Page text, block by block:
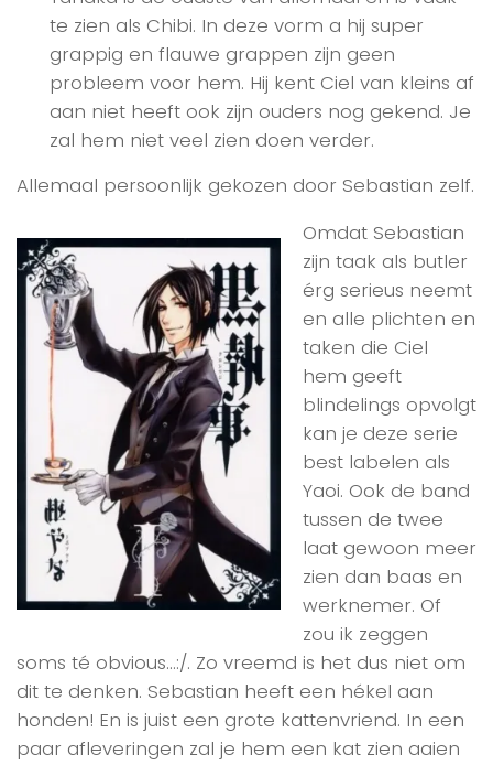
te zien als Chibi. In deze vorm a hij super
grappig en flauwe grappen zijn geen
probleem voor hem. Hij kent Ciel van kleins af
aan niet heeft ook zijn ouders nog gekend. Je
zal hem niet veel zien doen verder.
Allemaal persoonlijk gekozen door Sebastian zelf.
Omdat Sebastian
zijn taak als butler
érg serieus neemt
en alle plichten en
taken die Ciel
hem geeft
blindelings opvolgt
kan je deze serie
best labelen als
Yaoi. Ook de band
tussen de twee
laat gewoon meer
zien dan baas en
werknemer. Of
zou ik zeggen
soms té obvious…:/. Zo vreemd is het dus niet om
dit te denken. Sebastian heeft een hékel aan
honden! En is juist een grote kattenvriend. In een
paar afleveringen zal je hem een kat zien aaien